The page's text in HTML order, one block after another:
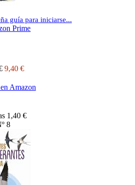
guía para iniciarse...
9,40 €
Amazon
1,40 €
8